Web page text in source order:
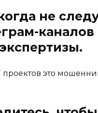
не
проектов это